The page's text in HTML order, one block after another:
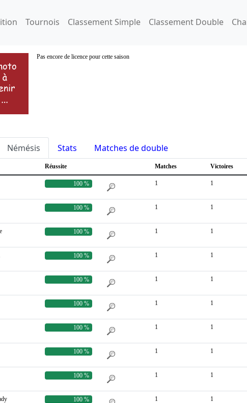
Tournois Classement Simple Classement Double
Pas encore de licence pour cette saison
Némésis Stats Matches de double
Réussite Matches Victoires
100 % 1 1
100 % 1 1
100 % 1 1
100 % 1 1
100 % 1 1
100 % 1 1
100 % 1 1
100 % 1 1
100 % 1 1
100 % 1 1